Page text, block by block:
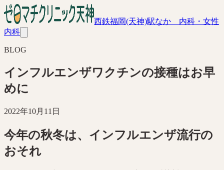
西鉄福岡(天神)駅なか 内科・女性
内科
BLOG
インフルエンザワクチンの接種はお早
めに
2022年10月11日
今年の秋冬は、インフルエンザ流行の
おそれ